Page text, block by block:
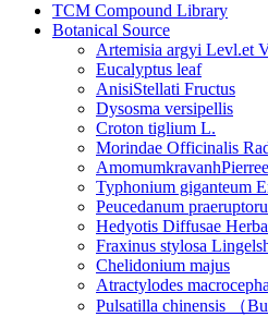
TCM Compound Library
Botanical Source
Artemisia argyi Levl.et
Eucalyptus leaf
AnisiStellati Fructus
Dysosma versipellis
Croton tiglium L.
Morindae Officinalis
Typhonium giganteum
Peucedanum
Hedyotis Diffusae Herba
Fraxinus stylosa
Chelidonium majus
Atractylodes
Pulsatilla chinensis （